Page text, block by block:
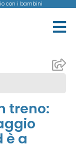
con i bambini
treno:
è a